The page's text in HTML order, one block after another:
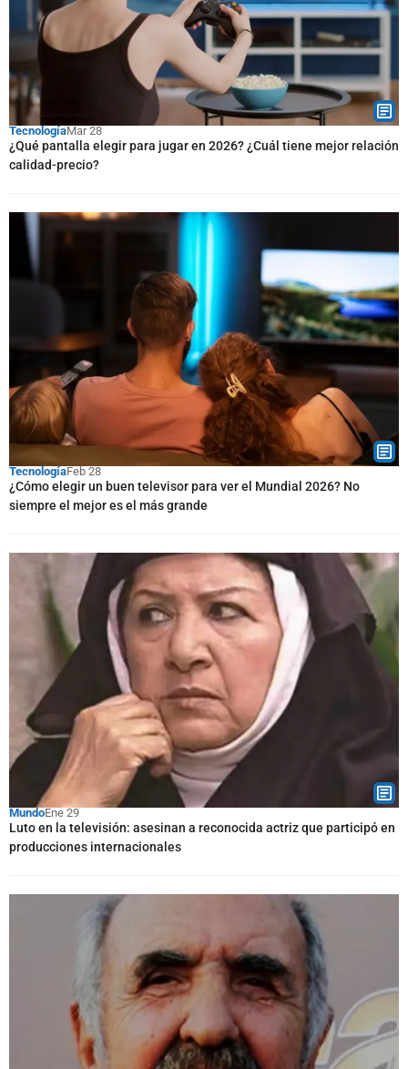
TecnologíaMar 28
¿Qué pantalla elegir para jugar en 2026? ¿Cuál tiene mejor relación
calidad-precio?
TecnologíaFeb 28
¿Cómo elegir un buen televisor para ver el Mundial 2026? No
siempre el mejor es el más grande
MundoEne 29
Luto en la televisión: asesinan a reconocida actriz que participó en
producciones internacionales